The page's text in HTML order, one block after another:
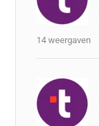
14 weergaven